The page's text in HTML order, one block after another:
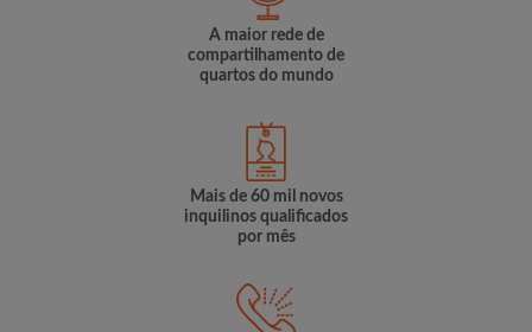
A maior rede de
compartilhamento de
quartos do mundo
Mais de 60 mil novos
inquilinos qualificados
por mês